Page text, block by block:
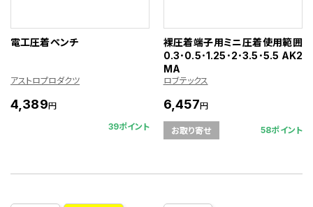
電工圧着ペンチ
アストロプロダクツ
4,389円
39ポイント
裸圧着端子用ミニ圧着使用範囲
0.3･0.5･1.25･2･3.5･5.5 AK2
MA
ロブテックス
6,457円
お取り寄せ 58ポイント